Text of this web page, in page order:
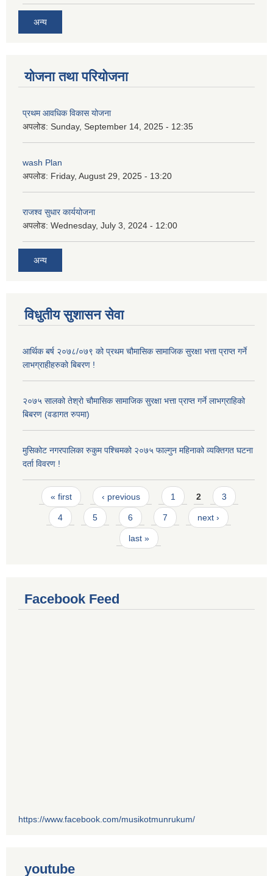
अन्य
योजना तथा परियोजना
प्रथम आवधिक विकास योजना
अपलोड: Sunday, September 14, 2025 - 12:35
wash Plan
अपलोड: Friday, August 29, 2025 - 13:20
राजश्व सुधार कार्ययोजना
अपलोड: Wednesday, July 3, 2024 - 12:00
अन्य
विधुतीय सुशासन सेवा
आर्थिक बर्ष २०७८/०७९ को प्रथम चौमासिक सामाजिक सुरक्षा भत्ता प्राप्त गर्ने
लाभग्राहीहरुको बिबरण !
२०७५ सालको तेश्रो चौमासिक सामाजिक सुरक्षा भत्ता प्राप्त गर्ने लाभग्राहिको
बिबरण (वडागत रुपमा)
मुसिकोट नगरपालिका रुकुम पश्चिमको २०७५ फाल्गुन महिनाको व्यक्तिगत घटना
दर्ता विवरण !
Pages
« first ‹ previous 1 2 3
4 5 6 7 next ›
last »
Facebook Feed
https://www.facebook.com/musikotmunrukum/
youtube